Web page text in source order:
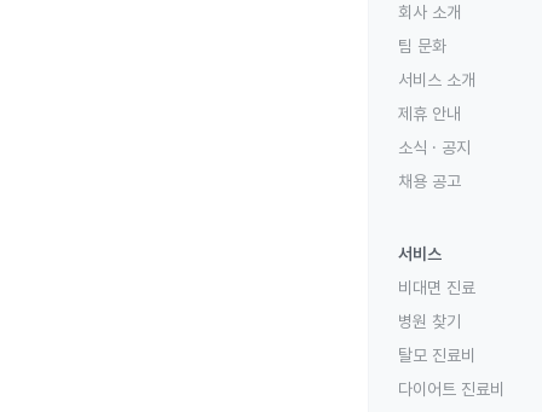
회사 소개
팀 문화
서비스 소개
제휴 안내
소식 · 공지
채용 공고
서비스
비대면 진료
병원 찾기
탈모 진료비
다이어트 진료비